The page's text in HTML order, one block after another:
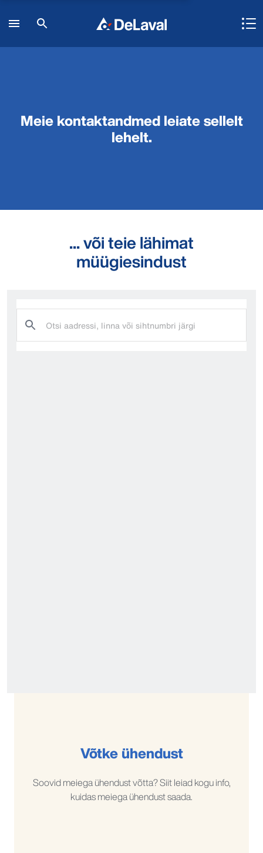
Meie kontaktandmed leiate sellelt
lehelt.
... või teie lähimat
müügiesindust
Võtke ühendust
Soovid meiega ühendust võtta? Siit leiad kogu info,
kuidas meiega ühendust saada.